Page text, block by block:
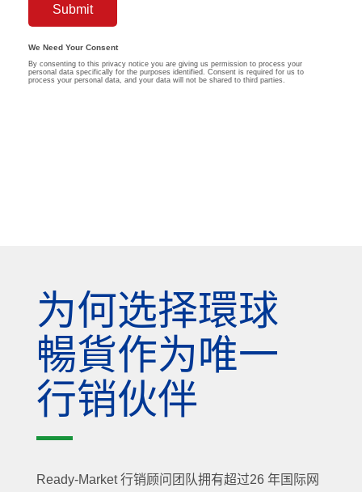
为何选择環球
暢貨作为唯一
行销伙伴
Ready-Market 行销顾问团队拥有超过26 年国际网